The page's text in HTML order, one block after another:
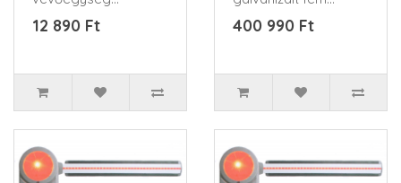
433,92MHzKompatibilis
távkapcsolók: FIDO2,
12 890 Ft
házban, műanyag ,
ütésálló..
400 990 Ft